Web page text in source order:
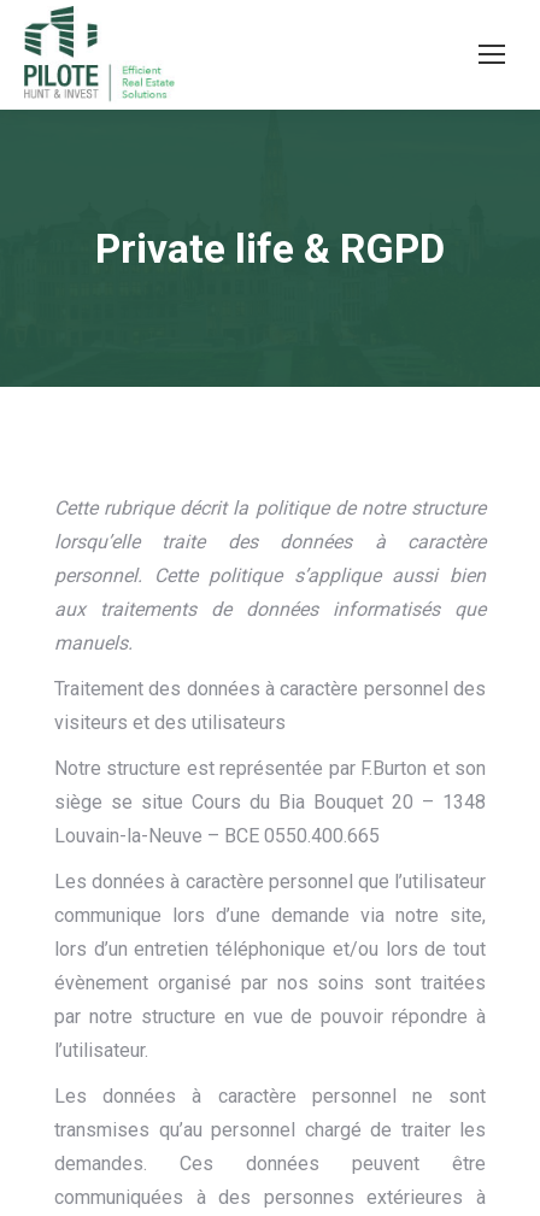
Private life & RGPD
Cette rubrique décrit la politique de notre structure
lorsqu’elle traite des données à caractère
personnel. Cette politique s’applique aussi bien
aux traitements de données informatisés que
manuels.
Traitement des données à caractère personnel des
visiteurs et des utilisateurs
Notre structure est représentée par F.Burton et son
siège se situe Cours du Bia Bouquet 20 – 1348
Louvain-la-Neuve – BCE 0550.400.665
Les données à caractère personnel que l’utilisateur
communique lors d’une demande via notre site,
lors d’un entretien téléphonique et/ou lors de tout
évènement organisé par nos soins sont traitées
par notre structure en vue de pouvoir répondre à
l’utilisateur.
Les données à caractère personnel ne sont
transmises qu’au personnel chargé de traiter les
demandes. Ces données peuvent être
communiquées à des personnes extérieures à